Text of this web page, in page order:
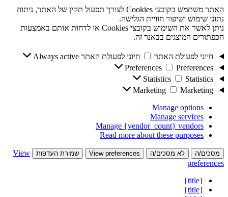
האתר משתמש בקובצי Cookies לצורך תפעול תקין של האתר, ניתוח
נתוני שימוש ושיפור חוויית הגלישה.
ניתן לאשר את השימוש בקובצי Cookies או לדחות אותם באמצעות
הכפתורים המוצגים בבאנר זה.
חיוני לפעולת האתר חיוני לפעולת האתר Always active
Preferences
Preferences
Statistics
Statistics
Marketing
Marketing
Manage options
Manage services
Manage {vendor_count} vendors
Read more about these purposes
מסכים/ה לא מסכים/ה View preferences שמירת העדפות
View
preferences
{title}
{title}